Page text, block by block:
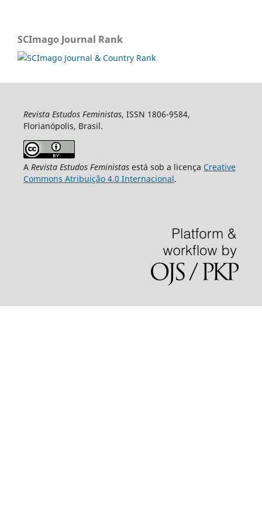
SCImago Journal Rank
Revista Estudos Feministas, ISSN 1806-9584,
Florianópolis, Brasil.
A Revista Estudos Feministasestá sob a licença Creative
Commons Atribuição 4.0 Internacional.